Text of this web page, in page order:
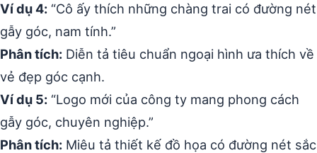
Ví dụ 4: “Cô ấy thích những chàng trai có đường nét
gẫy góc, nam tính.”
Phân tích: Diễn tả tiêu chuẩn ngoại hình ưa thích về
vẻ đẹp góc cạnh.
Ví dụ 5: “Logo mới của công ty mang phong cách
gẫy góc, chuyên nghiệp.”
Phân tích: Miêu tả thiết kế đồ họa có đường nét sắc